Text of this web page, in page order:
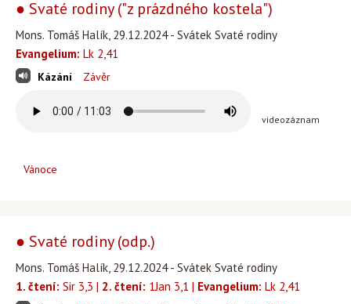
● Svaté rodiny ("z prázdného kostela")
Mons. Tomáš Halík, 29.12.2024 - Svátek Svaté rodiny
Evangelium: Lk 2,41
Kázání Závěr
videozáznam
Vánoce
● Svaté rodiny (odp.)
Mons. Tomáš Halík, 29.12.2024 - Svátek Svaté rodiny
1. čtení: Sir 3,3 | 2. čtení: 1Jan 3,1 | Evangelium: Lk 2,41